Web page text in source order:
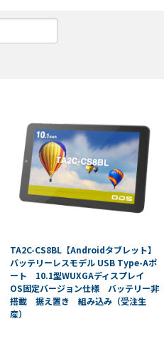
TA2C-CS8BL【Androidタブレット】
バッテリーレスモデル USB Type-Aポ
ート 10.1型WUXGAディスプレイ
OS固定バージョン仕様 バッテリー非
搭載 据え置き 組み込み（受注生
産）